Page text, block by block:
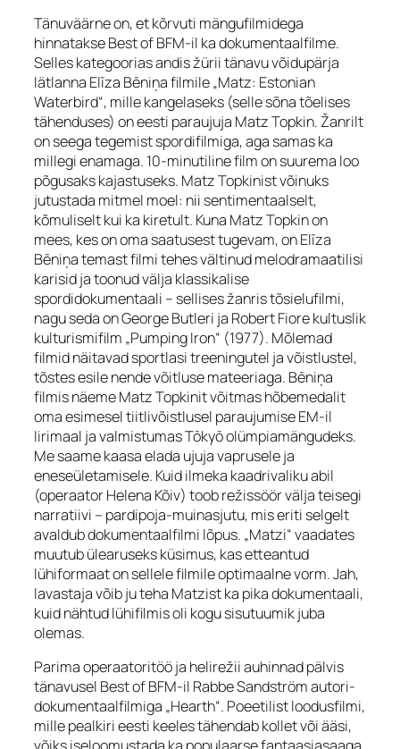
Tänuväärne on, et kõrvuti mängufilmidega
hinnatakse Best of BFM-il ka dokumentaalfilme.
Selles kategoorias andis žürii tänavu võidupärja
lätlanna Elīza Bēniņa filmile „Matz: Estonian
Waterbird“, mille kangelaseks (selle sõna tõelises
tähenduses) on eesti paraujuja Matz Topkin. Žanrilt
on seega tegemist spordifilmiga, aga samas ka
millegi enamaga. 10-minutiline film on suurema loo
põgusaks kajastuseks. Matz Topkinist võinuks
jutustada mitmel moel: nii sentimentaalselt,
kõmuliselt kui ka kiretult. Kuna Matz Topkin on
mees, kes on oma saatusest tugevam, on Elīza
Bēniņa temast filmi tehes vältinud melodramaatilisi
karisid ja toonud välja klassikalise
spordidokumentaali – sellises žanris tõsielufilmi,
nagu seda on George Butleri ja Robert Fiore kultuslik
kulturismifilm „Pumping Iron“ (1977). Mõlemad
filmid näitavad sportlasi treeningutel ja võistlustel,
tõstes esile nende võitluse mateeriaga. Bēniņa
filmis näeme Matz Topkinit võitmas hõbemedalit
oma esimesel tiitlivõistlusel paraujumise EM-il
Iirimaal ja valmistumas Tōkyō olümpiamängudeks.
Me saame kaasa elada ujuja vaprusele ja
eneseületamisele. Kuid ilmeka kaadrivaliku abil
(operaator Helena Kõiv) toob režissöör välja teisegi
narratiivi – pardipoja-muinasjutu, mis eriti selgelt
avaldub dokumentaalfilmi lõpus. „Matzi“ vaadates
muutub ülearuseks küsimus, kas etteantud
lühiformaat on sellele filmile optimaalne vorm. Jah,
lavastaja võib ju teha Matzist ka pika dokumentaali,
kuid nähtud lühifilmis oli kogu sisutuumik juba
olemas.
Parima operaatoritöö ja helirežii auhinnad pälvis
tänavusel Best of BFM-il Rabbe Sandström autori-
dokumentaalfilmiga „Hearth“. Poeetilist loodusfilmi,
mille pealkiri eesti keeles tähendab kollet või ääsi,